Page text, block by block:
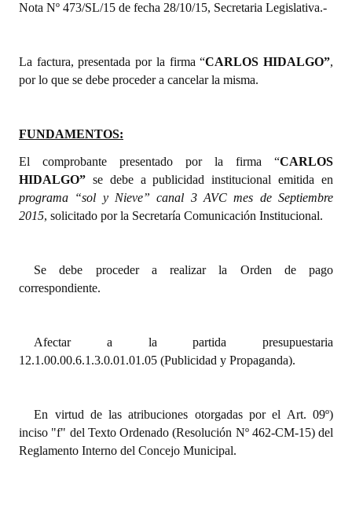
DOCUMENTOS
Proyectos Presentados
Dictámenes Asesoría Letrada
Actas de Sesión
Informes de Unidad Coordinadora
Actas de Audiencias Públicas
Comunicaciones
Resoluciones
Resoluciones de Presidencia
Nota Nº 473/SL/15 de fecha 28/10/15, Secretaria Legislativa.-
La factura, presentada por la firma “CARLOS HIDALGO”,
por lo que se debe proceder a cancelar la misma.
FUNDAMENTOS:
El comprobante presentado por la firma “CARLOS
HIDALGO” se debe a publicidad institucional emitida en
programa “sol y Nieve” canal 3 AVC mes de Septiembre
2015, solicitado por la Secretaría Comunicación Institucional.
Se debe proceder a realizar la Orden de pago
correspondiente.
Afectar a la partida presupuestaria
12.1.00.00.6.1.3.0.01.01.05 (Publicidad y Propaganda).
En virtud de las atribuciones otorgadas por el Art. 09º)
inciso "f" del Texto Ordenado (Resolución Nº 462-CM-15) del
Reglamento Interno del Concejo Municipal.